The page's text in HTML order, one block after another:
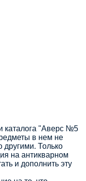
каталога "Аверс №5
в нем не
другими. Только
на антикварном
и дополнить эту